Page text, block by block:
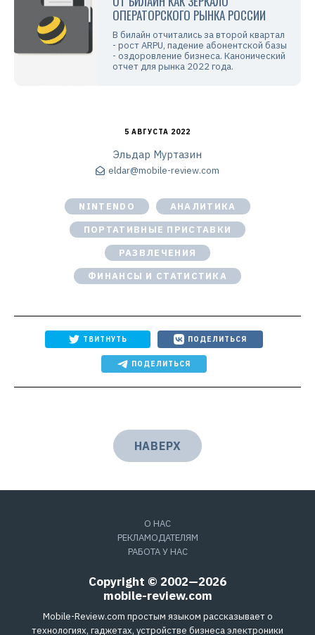
ОПЕРАТОРСКОГО РЫНКА РОССИИ
В билайн отчитались за второй квартал
- рост ARPU, падение абонентской базы
- оздоровление бизнеса. Канонический
отчет для рынка 2022 года.
5 АВГУСТА 2022
Эльдар Муртазин
eldar@mobile-review.com
NINTENDO
АНАЛИТИКА
ПОРТАТИВНЫЕ ПРИСТАВКИ
РАЗВЛЕЧЕНИЯ
ФИНАНСЫ И СТАТИСТИКА
ТВИТНУТЬ ПОДЕЛИТЬСЯ
ПОДЕЛИТЬСЯ
НАВЕРХ
О НАС
РЕКЛАМОДАТЕЛЯМ
РАБОТА У НАС
Copyright © 2002—2026
mobile-review.com
Mobile-Review.com простым языком рассказывает о
технологиях, гаджетах, устройстве бизнеса электроники